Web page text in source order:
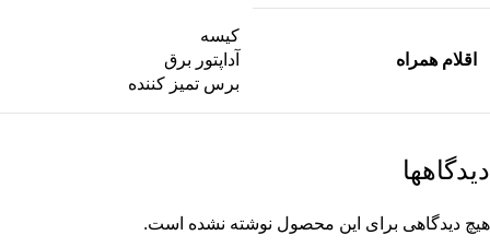
اقلام همراه
کیسه
آداپتور برق
برس تمیز کننده
دیدگاهها
هیچ دیدگاهی برای این محصول نوشته نشده است.